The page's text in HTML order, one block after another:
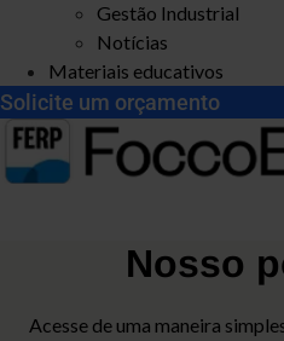
Gestão Industrial
Notícias
Materiais educativos
Solicite um orçamento
Nosso
Acesse de uma maneira